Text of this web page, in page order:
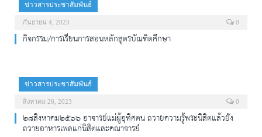
ข่าวสารประชาสัมพันธ์
กันยายน 4, 2023 0
กิจกรรม/การเรียนการสอนหลักสูตรบัณฑิตศึกษา
ข่าวสารประชาสัมพันธ์
สิงหาคม 28, 2023 0
๒๘สิงหาคม๒๕๖๖ อาจารย์แม่ผู้อุทิศตน ถวายความรู้พระนิสิตแล้วยัง
ถวายอาหารเพลแก่นิสิตและคณาจารย์